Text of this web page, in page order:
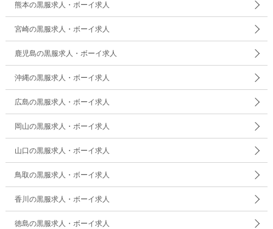
熊本の黒服求人・ボーイ求人
宮崎の黒服求人・ボーイ求人
鹿児島の黒服求人・ボーイ求人
沖縄の黒服求人・ボーイ求人
広島の黒服求人・ボーイ求人
岡山の黒服求人・ボーイ求人
山口の黒服求人・ボーイ求人
鳥取の黒服求人・ボーイ求人
香川の黒服求人・ボーイ求人
徳島の黒服求人・ボーイ求人